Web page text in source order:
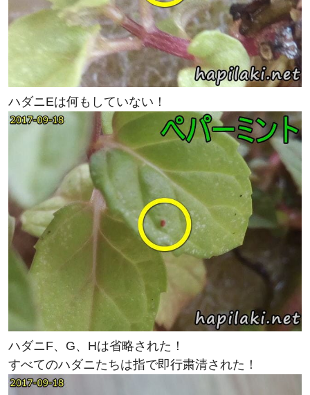
ハダニEは何もしていない！
ハダニF、G、Hは省略された！
すべてのハダニたちは指で即行粛清された！